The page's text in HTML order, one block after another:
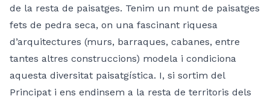
de la resta de paisatges. Tenim un munt de paisatges
fets de pedra seca, on una fascinant riquesa
d’arquitectures (murs, barraques, cabanes, entre
tantes altres construccions) modela i condiciona
aquesta diversitat paisatgística. I, si sortim del
Principat i ens endinsem a la resta de territoris dels